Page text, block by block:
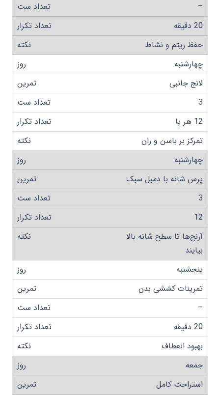
–
20 دقیقه
حفظ ریتم و نشاط
چهارشنبه
لانج جانبی
3
12 هر پا
تمرکز بر باسن و ران
چهارشنبه
پرس شانه با دمبل سبک
3
12
آرنج‌ها تا سطح شانه بالا
بیایند
پنجشنبه
تمرینات کششی بدن
–
20 دقیقه
بهبود انعطاف
جمعه
استراحت کامل